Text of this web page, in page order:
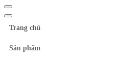
Navigation
Menu
Navigation
Menu
Trang chủ
Sản phẩm